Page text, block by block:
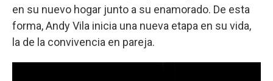
en su nuevo hogar junto a su enamorado. De esta
forma, Andy Vila inicia una nueva etapa en su vida,
la de la convivencia en pareja.